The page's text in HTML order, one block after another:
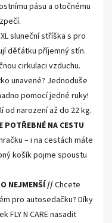
pásu a otočnému
XL sluneční stříška s pro
děťátku příjemný stín.
cirkulaci vzduchu.
unavené? Jednoduše
pomocí jedné ruky!
narození až do 22 kg.
POTŘEBNÉ NA CESTU
– i na cestách máte
košík pojme spoustu
NEJMENŠÍ //Chcete
pro autosedačku? Díky
FLY N CARE nasadit